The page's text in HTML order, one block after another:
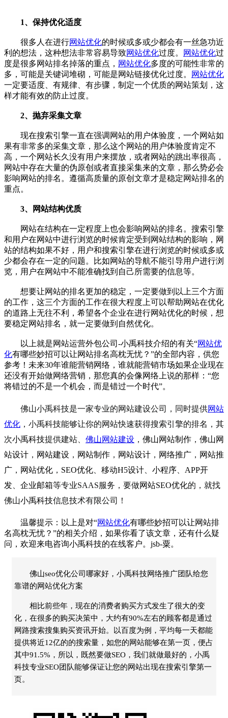
1、保持优化适度
很多人在进行网站优化的时候或多或少都会有一丝急功近
利的想法，这种想法非常容易导致网站优化过度。 网站优化过
度是很多网站排名掉落的重点， 网站优化多度的可能性非常的
多，可能是关键词堆砌，可能是网站链接优化过度。
网站优化
一定要适度、有规律、有步骤，制定一个优质的网站策划，这
样才能有效的防止过度。
2、抛弃采集文章
现在搜索引擎一直在强调网站的用户体验度，一个网站如
果有非常多的采集文章，那么这个网站的用户体验度肯定不
高，一个网站长久没有用户来摆放，或者网站的跳出率很高，
网站中存在大量的伪原创或者直接采集来的文章，那么势必会
影响网站的排名。遵循高质量的原创文章才是稳定网站排名的
重点。
3、 网站结构优质
网站在结构在一定程度上也会影响网站的排名。搜索引擎
和用户在网站中进行浏览的时候肯定受到网站结构的影响，网
站的结构如果不好，用户和搜索引擎在进行浏览的时候或多或
少都会存在一定的问题。比如网站的导航不能引导用户进行浏
览，用户在网站中不能准确找到自己所需要的信息等。
想要让网站的排名更加的稳定，一定要做到以上三个方面
的工作，这三个方面的工作在很大程度上可以帮助网站在优化
的道路上无往不利，希望各个企业在进行网站优化的时候，想
要稳定网站排名，就一定要做到自然优化。
以上就是网站运营外包公司-小禹科技介绍的有关“网站优
化有哪些妙招可以让网站排名高枕无忧？”的全部内容，供您
参考！未来30年谁能营销网络，谁就能营销市场如果企业现在
还没有开始做网络营销，那您真的会像网络上说的那样：“您
将错过的不是一个机会，而是错过一个时代”。
佛山小禹科技是一家专业的网站建设公司，同时提供网站
优化 ， 小禹科技能够让你的网站快速获得搜索引擎的排名， 其
次小禹科技提供建站、 佛山网站建设 ， 佛山网站制作 ， 佛山网
站设计 ， 网站建设 ， 网站制作 ， 网站设计 ， 网络推广 ， 网站推
广 ， 网站优化 ， SEO优化 移动H5设计 小程序
APP开
发
企业邮箱等专业SAAS服务，要做网站SEO优化的，就找
佛山小禹科技信息技术有限公司！
温馨提示：以上是对“网站优化有哪些妙招可以让网站排
名高枕无忧？”的相关介绍，如果你看了该文章，还有什么疑
问，欢迎来电咨询小禹科技的在线客户。jsb-粟。
佛山seo优化公司哪家好，小禹科技网络推广团队给您
靠谱的网站优化方案
相比前些年，现在的消费者购买方式发生了很大的变
化，在很多的购买决策中，大约有90%左右的顾客都是通过
网路搜索搜集购买资讯开始。以百度为例，平均每一天都能
提供将近12亿的的搜索量，如您的网站能够在第一页，便占
其中91.5%，所以，既然要做SEO，我们就做最好的，小禹
科技专业SEO团队能够保证让您的网站出现在搜索引擎第一
页。